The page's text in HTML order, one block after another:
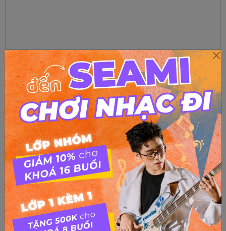
Nhinnhungmuathudi trinhcong son from Cherry Yêu Quái